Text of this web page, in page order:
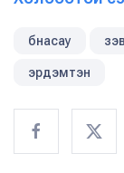
бнасау
эрдэмтэн